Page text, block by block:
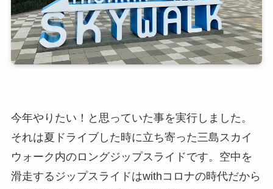
今年やりたい！と思っていた事を実行しました。
それは夏ドライブした時に立ち寄った三島スカイ
ウォーク内のロングジップスライドです。空中を
滑走するジップスライドはwithコロナの時代だから